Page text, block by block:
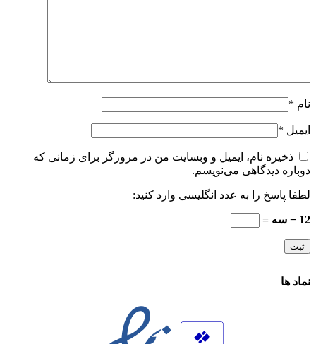
نام *
ایمیل *
ذخیره نام، ایمیل و وبسایت من در مرورگر برای زمانی که
دوباره دیدگاهی می‌نویسم.
لطفا پاسخ را به عدد انگلیسی وارد کنید:
12 − سه =
نماد ها